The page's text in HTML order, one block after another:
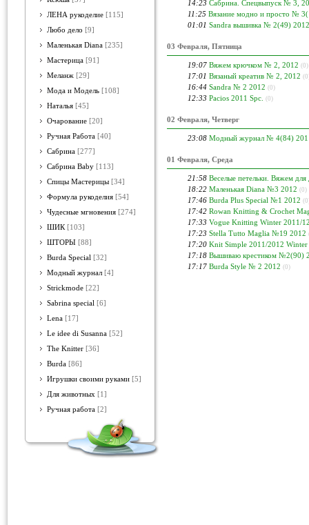
ЛЕНА рукоделие [115]
Любо дело [9]
Маленькая Diana [235]
Мастерица [91]
Меланж [29]
Мода и Модель [108]
Наталья [45]
Очарование [20]
Ручная Работа [40]
Сабрина [277]
Сабрина Baby [113]
Спицы Мастерицы [34]
Формула рукоделия [54]
Чудесные мгновения [274]
ШИК [103]
ШТОРЫ [88]
Burda Special [32]
Модный журнал [4]
Strickmode [22]
Sabrina special [6]
Lena [17]
Le idee di Susanna [52]
The Knitter [36]
Burda [86]
Игрушки своими руками [5]
Для животных [1]
Ручная работа [2]
14:23 Сабрина. Спецвыпуск № 3,
11:25 Вязание модно и просто №
01:01 Sandra вышивка № 2(49) 2012
03 Февраля, Пятница
19:07 Вяжем крючком № 2, 2012 (0)
17:01 Вязаный креатив № 2, 2012
16:44 Sandra № 2 2012 (0)
12:33 Pacios 2011 Spc. (0)
02 Февраля, Четверг
23:08 Модный журнал № 4(84)
01 Февраля, Среда
21:58 Веселые петельки. Вяжем
18:22 Маленькая Diana №3 2012 (0)
17:46 Burda Plus Special №1 2012
17:42 Rowan Knitting & Crochet
17:33 Vogue Knitting Winter 2011/
17:23 Stella Tutto Maglia №19 2012
17:20 Knit Simple 2011/2012 Winter
17:18 Вышиваю крестиком №2(90)
17:17 Burda Style № 2 2012 (0)